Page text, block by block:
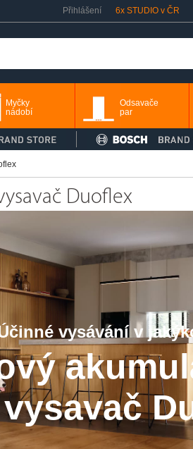
Přihlášení 6x STUDIO v ČR
Myčky
nádobí
Odsavače
par
Duoflex
vysávání v
vysavač